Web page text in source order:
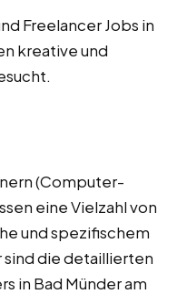
Freelancer Jobs in
kreative und
(Computer-
eine Vielzahl von
und spezifischem
die detaillierten
in Bad Münder am